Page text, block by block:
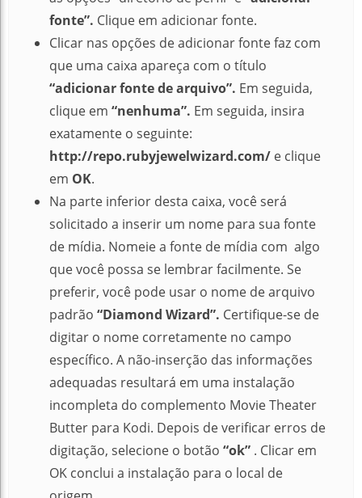
fonte”. Clique em adicionar fonte.
Clicar nas opções de adicionar fonte faz com
que uma caixa apareça com o título
“adicionar fonte de arquivo”. Em seguida,
clique em “nenhuma”. Em seguida, insira
exatamente o seguinte:
http://repo.rubyjewelwizard.com/ e clique
em OK.
Na parte inferior desta caixa, você será
solicitado a inserir um nome para sua fonte
de mídia. Nomeie a fonte de mídia com algo
que você possa se lembrar facilmente. Se
preferir, você pode usar o nome de arquivo
padrão “Diamond Wizard”. Certifique-se de
digitar o nome corretamente no campo
específico. A não-inserção das informações
adequadas resultará em uma instalação
incompleta do complemento Movie Theater
Butter para Kodi. Depois de verificar erros de
digitação, selecione o botão “ok” . Clicar em
OK conclui a instalação para o local de